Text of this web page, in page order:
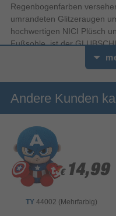
Regenbogenfarben
umrandeten Glitzeraugen
hochwertigen NICI Plüsch
Fußsohle, ist der
Geschenk. (c) 2020
Andere Kunden
€ 14,99
€ 14,99
TY44002 (Mehrfarbig)